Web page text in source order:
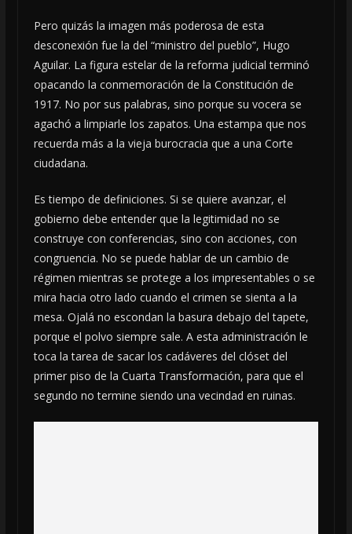
Pero quizás la imagen más poderosa de esta
desconexión fue la del “ministro del pueblo”, Hugo
Aguilar. La figura estelar de la reforma judicial terminó
opacando la conmemoración de la Constitución de
1917. No por sus palabras, sino porque su vocera se
agachó a limpiarle los zapatos. Una estampa que nos
recuerda más a la vieja burocracia que a una Corte
ciudadana.
Es tiempo de definiciones. Si se quiere avanzar, el
gobierno debe entender que la legitimidad no se
construye con conferencias, sino con acciones, con
congruencia. No se puede hablar de un cambio de
régimen mientras se protege a los impresentables o se
mira hacia otro lado cuando el crimen se sienta a la
mesa. Ojalá no escondan la basura debajo del tapete,
porque el polvo siempre sale. A esta administración le
toca la tarea de sacar los cadáveres del clóset del
primer piso de la Cuarta Transformación, para que el
segundo no termine siendo una vecindad en ruinas.